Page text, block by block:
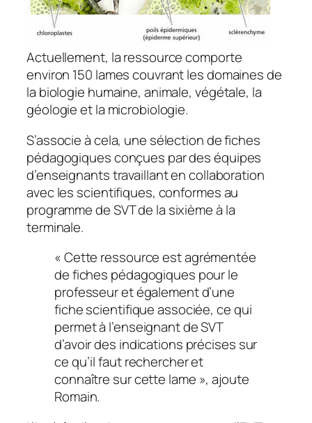
Actuellement, la ressource comporte
environ 150 lames couvrant les domaines de
la biologie humaine, animale, végétale, la
géologie et la microbiologie.
S’associe à cela, une sélection de fiches
pédagogiques conçues par des équipes
d’enseignants travaillant en collaboration
avec les scientifiques, conformes au
programme de SVT de la sixième à la
terminale.
«Cette ressource est agrémentée
de fiches pédagogiques pour le
professeur et également d’une
fiche scientifique associée, ce qui
permet à l’enseignant de SVT
d’avoir des indications précises sur
ce qu’il faut rechercher et
connaître sur cette lame », ajoute
Romain.